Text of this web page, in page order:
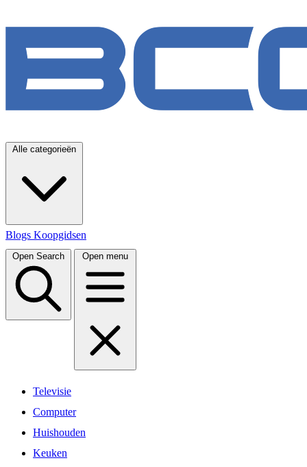
Alle categorieën
Blogs Koopgidsen
Open Search Open menu
Televisie
Computer
Huishouden
Keuken